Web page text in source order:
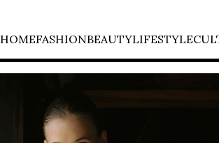
HOMEFASHIONBEAUTYLIFESTYLE